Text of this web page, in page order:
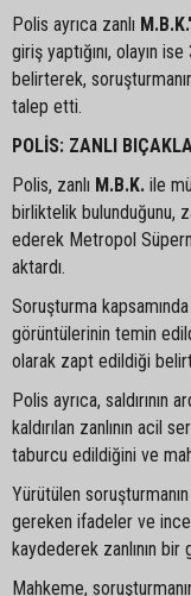
Polis ayrıca zanlı
giriş yaptığını, olayın
belirterek,
talep etti.
POLİS: ZANLI
Polis, zanlı M.B.K. ile
birliktelik bulunduğunu,
ederek Metropol
aktardı.
Soruşturma
görüntülerinin temin
olarak zapt edildiği
Polis ayrıca, saldırının
kaldırılan zanlının acil
taburcu edildiğini ve
Yürütülen
gereken ifadeler ve
kaydederek zanlının bir
Mahkeme,